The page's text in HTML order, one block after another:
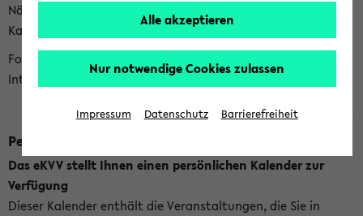
Näheres zu Vorteilen und Funktionsweise der
Kalenderintegration können Sie auf unserer
Folgende Kalender bietet Ihnen das eKVV derzeit zur
Integration an:
Persönlicher Kalender
Das eKVV stellt Ihnen einen persönlichen Kalender zur
Verfügung
Dieser Kalender enthält die Veranstaltungen, die Sie in
Alle akzeptieren
Nur notwendige Cookies zulassen
Impressum Datenschutz Barrierefreiheit